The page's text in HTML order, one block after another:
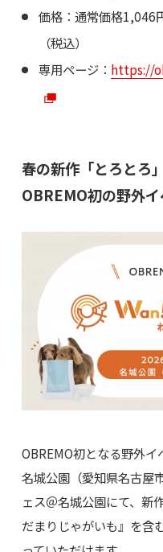
価格：通常価格1,046
（税込）
専用ページ： https://
春の新作「とろとろ
OBREMO初の野外イ
OBREMO初となる野外イ
名城公園（愛知県名古屋
ェス＠名城公園にて、
だまりじゃがいも』を含